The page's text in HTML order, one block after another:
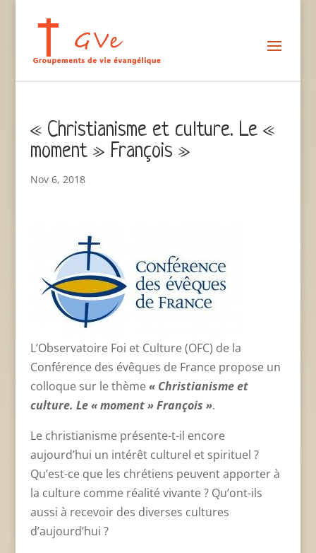
« Christianisme et culture. Le «
moment » François »
Nov 6, 2018
L’Observatoire Foi et Culture (OFC) de la
Conférence des évêques de France propose un
colloque sur le thème« Christianisme et
culture. Le « moment » François ».
Le christianisme présente-t-il encore
aujourd’hui un intérêt culturel et spirituel ?
Qu’est-ce que les chrétiens peuvent apporter à
la culture comme réalité vivante ? Qu’ont-ils
aussi à recevoir des diverses cultures
d’aujourd’hui ?